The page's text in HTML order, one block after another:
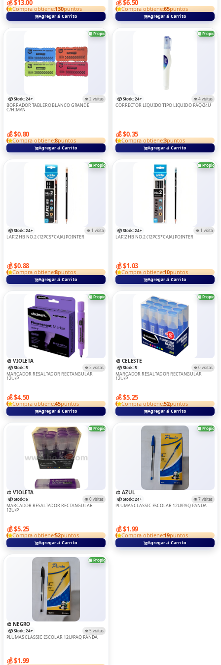
CONTROS
DIGITA ELECTRONICAS
GAME
MEMORIA Y LECTOR
Routers Y Switch
SOPORTE DE TABLE/LAPTOP
TABLET
TRIPODE
💰 $13.00
Compra obtiene:130puntos
Agregar al Carrito
💰 $6.50
Compra obtiene:65puntos
Agregar al Carrito
🏪 Propio
📦 Stock: 24+ 👁️ 2 visitas
BORRADOR TABLERO BLANCO GRANDE
C/HIMAN
💰 $0.80
Compra obtiene:8puntos
Agregar al Carrito
🏪 Propio
📦 Stock: 24+ 👁️ 4 visitas
CORRECTOR LIQUIDO TIPO LIQUIDO PAQ/24U
💰 $0.35
Compra obtiene:3puntos
Agregar al Carrito
🏪 Propio
📦 Stock: 24+ 👁️ 1 visita
LAPIZ HB NO.2 (12PCS*CAJA) POINTER
💰 $0.88
Compra obtiene:8puntos
Agregar al Carrito
🏪 Propio
📦 Stock: 24+ 👁️ 1 visita
LAPIZ HB NO.2 (12PCS*CAJA) POINTER
💰 $1.03
Compra obtiene:10puntos
Agregar al Carrito
🏪 Propio
🎨 VIOLETA
📦 Stock: 5 👁️ 2 visitas
MARCADOR RESALTADOR RECTANGULAR
12U/P
💰 $4.50
Compra obtiene:45puntos
Agregar al Carrito
🏪 Propio
🎨 CELESTE
📦 Stock: 5 👁️ 0 visitas
MARCADOR RESALTADOR RECTANGULAR
12U/P
💰 $5.25
Compra obtiene:52puntos
Agregar al Carrito
🏪 Propio
🎨 VIOLETA
📦 Stock: 6 👁️ 0 visitas
MARCADOR RESALTADOR RECTANGULAR
12U/P
💰 $5.25
Compra obtiene:52puntos
Agregar al Carrito
🏪 Propio
🎨 AZUL
📦 Stock: 24+ 👁️ 7 visitas
PLUMAS CLASSIC ESCOLAR 12U/PAQ PANDA
💰 $1.99
Compra obtiene:19puntos
Agregar al Carrito
🏪 Propio
🎨 NEGRO
📦 Stock: 24+ 👁️ 5 visitas
PLUMAS CLASSIC ESCOLAR 12U/PAQ PANDA
💰 $1.99